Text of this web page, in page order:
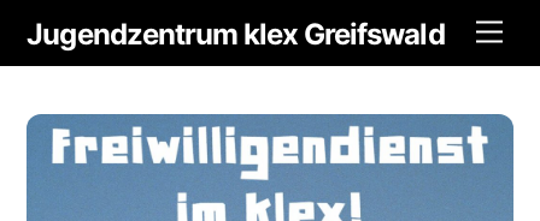
content
Jugendzentrum klex Greifswald